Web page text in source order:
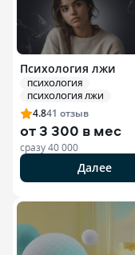
Психология лжи
ПСИХОЛОГИЯ
ПСИХОЛОГИЯ ЛЖИ
4.841 отзыв
от3 300 в мес
сразу40 000
Далее